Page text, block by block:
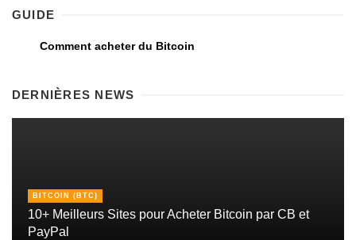
GUIDE
Comment acheter du Bitcoin
DERNIÈRES NEWS
BITCOIN (BTC)
10+ Meilleurs Sites pour Acheter Bitcoin par CB et
PayPal